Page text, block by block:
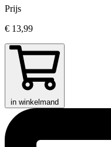
Prijs
€ 13,99
in winkelmand